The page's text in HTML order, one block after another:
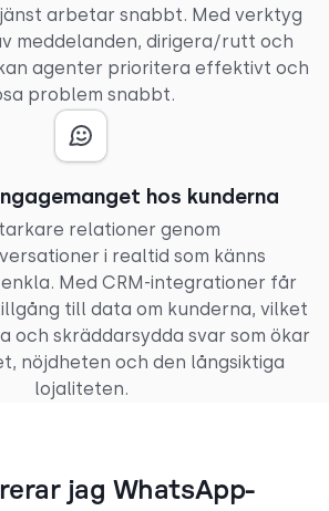
arbetar snabbt. Med verktyg
meddelanden, dirigera/rutt och
agenter prioritera effektivt och
problem snabbt.
hos kunderna
relationer genom
i realtid som känns
Med CRM-integrationer får
till data om kunderna, vilket
och skräddarsydda svar som ökar
nöjdheten och den långsiktiga
lojaliteten.
jag WhatsApp-